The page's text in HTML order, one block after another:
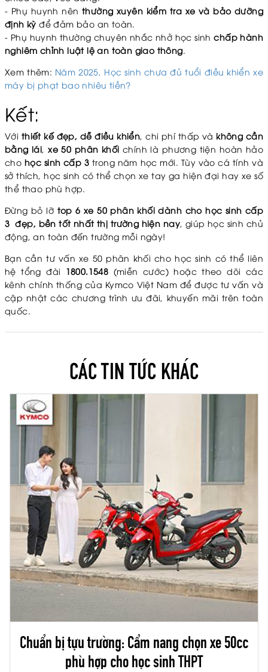
- Phụ huynh nênthường xuyên kiểm tra xe và bảo dưỡng
định kỳ để đảm bảo an toàn.
- Phụ huynh thường chuyên nhắc nhở học sinhchấp hành
nghiêm chỉnh luật lệ an toàn giao thông
Xem thêm: Năm 2025, Học sinh chưa đủ tuổi điều khiển xe
máy bị phạt bao nhiêu tiền?
Kết:
Với thiết kế đẹp, dễ điều khiển , chi phí thấp và không cần
bằng lái ,xe 50 phân khối chính là phương tiện hoàn hảo
cho học sinh cấp 3 trong năm học mới. Tùy vào cá tính và
sở thích, học sinh có thể chọn xe tay ga hiện đại hay xe số
thể thao phù hợp.
Đừng bỏ lỡ top 6 xe 50 phân khối dành cho học sinh cấp
3 đẹp, bền tốt nhất thị trường hiện nay, giúp học sinh chủ
động, an toàn đến trường mỗi ngày!
Bạn cần tư vấn xe 50 phân khối cho học sinh có thể liên
hệ tổng đài 1800.1548 (miễn cước) hoặc theo dõi các
kênh chính thống của Kymco Việt Nam để được tư vấn và
cập nhật các chương trình ưu đãi, khuyến mãi trên toàn
quốc.
CÁC TIN TỨC KHÁC
Chuẩn bị tựu trường: Cẩm nang chọn xe 50cc
phù hợp cho học sinh THPT